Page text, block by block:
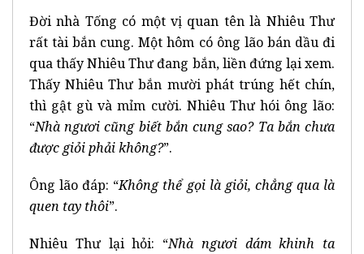
Đời nhà Tống có một vị quan tên là Nhiêu Thư
rất tài bắn cung. Một hôm có ông lão bán dầu đi
qua thấy Nhiêu Thư đang bắn, liền đứng lại xem.
Thấy Nhiêu Thư bắn mười phát trúng hết chín,
thì gật gù và mỉm cười. Nhiêu Thư hói ông lão:
“Nhà ngươi cũng biết bắn cung sao? Ta bắn chưa
được giỏi phải không?”.
Ông lão đáp: “Không thể gọi là giỏi, chẳng qua là
quen tay thôi”.
Nhiêu Thư lại hỏi: “Nhà ngươi dám khinh ta